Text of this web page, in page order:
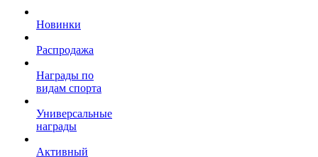
Новинки
Распродажа
Награды по
видам спорта
Универсальные
награды
Активный